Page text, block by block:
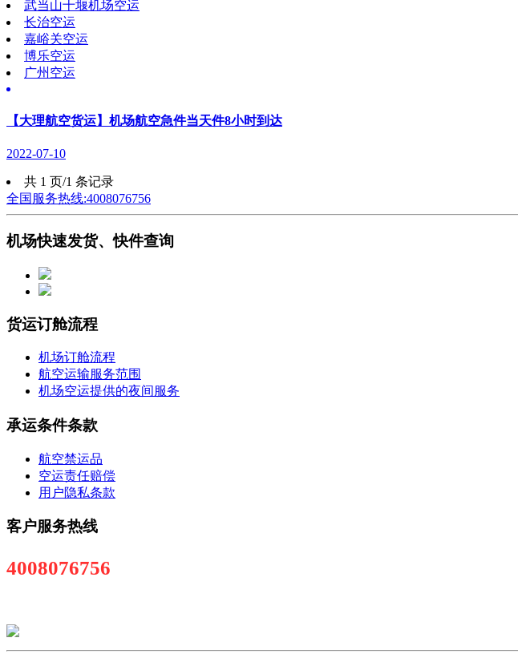
武当山十堰机场空运
长治空运
嘉峪关空运
博乐空运
广州空运
【大理航空货运】机场航空急件当天件8小时到达
2022-07-10
共 1 页/1 条记录
全国服务热线:4008076756
机场快速发货、快件查询
货运订舱流程
机场订舱流程
航空运输服务范围
机场空运提供的夜间服务
承运条件条款
航空禁运品
空运责任赔偿
用户隐私条款
客户服务热线
4008076756